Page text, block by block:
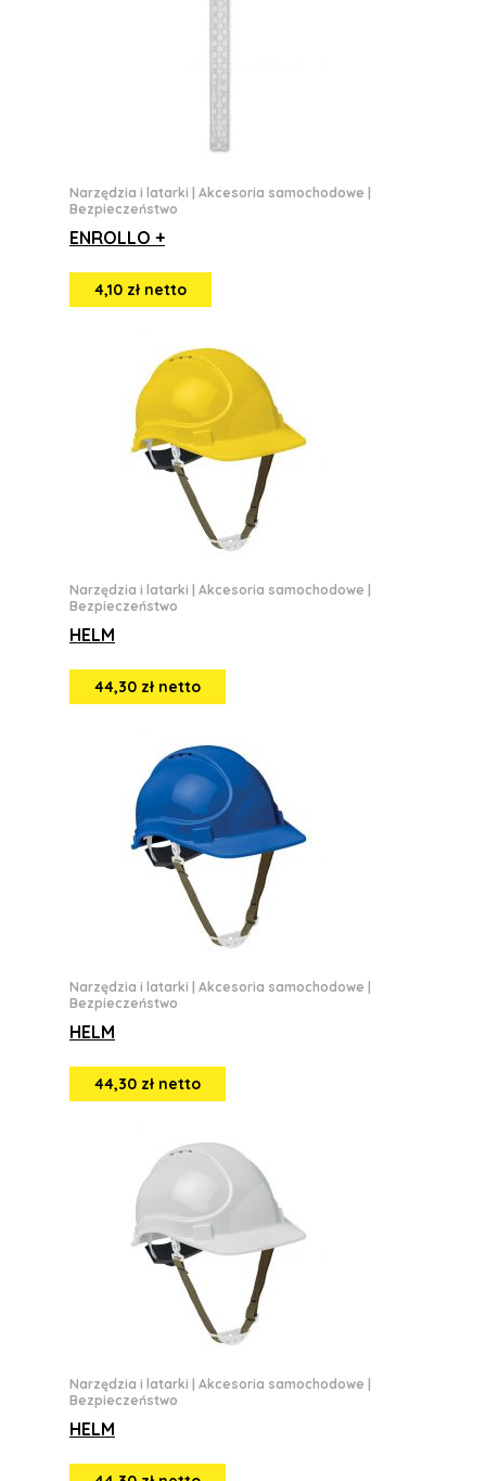
Narzędzia i latarki Akcesoria samochodowe
Bezpieczeństwo
ENROLLO +
4,10 zł netto
Narzędzia i latarki Akcesoria samochodowe
Bezpieczeństwo
HELM
44,30 zł netto
Narzędzia i latarki Akcesoria samochodowe
Bezpieczeństwo
HELM
44,30 zł netto
Narzędzia i latarki Akcesoria samochodowe
Bezpieczeństwo
HELM